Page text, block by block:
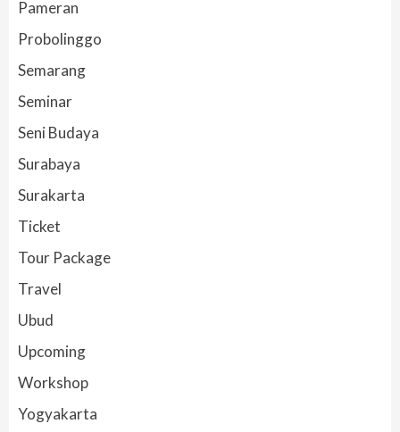
Pameran
Probolinggo
Semarang
Seminar
Seni Budaya
Surabaya
Surakarta
Ticket
Tour Package
Travel
Ubud
Upcoming
Workshop
Yogyakarta